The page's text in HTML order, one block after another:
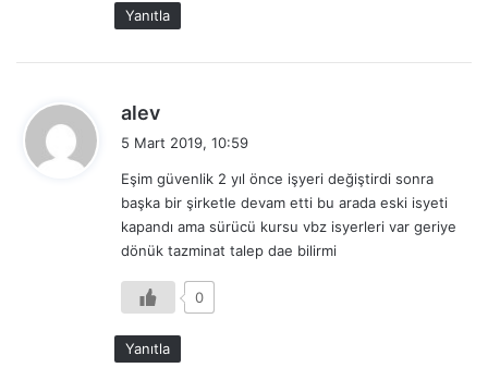
Yanıtla
alev
i
k
i
:
5 Mart 2019, 10:59
Eşim güvenlik 2 yıl önce işyeri değiştirdi sonra
başka bir şirketle devam etti bu arada eski isyeti
kapandı ama sürücü kursu vbz isyerleri var geriye
dönük tazminat talep dae bilirmi
0
Yanıtla